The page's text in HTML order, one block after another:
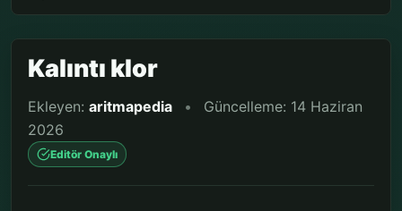
Kalıntı klor
Ekleyen: aritmapedia •
Güncelleme: 14 Haziran
2026
Editör Onaylı